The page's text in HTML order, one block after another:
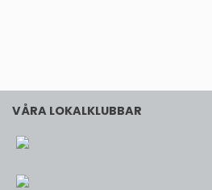
VÅRA LOKALKLUBBAR